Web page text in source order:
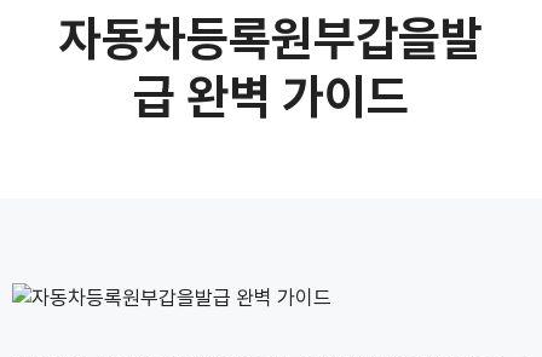
자동차등록원부갑을발
급 완벽 가이드